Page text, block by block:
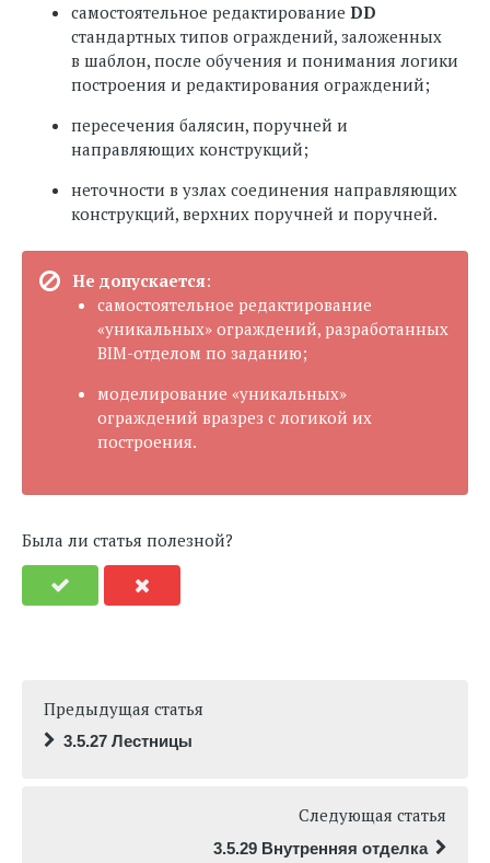
самостоятельное редактирование DD
стандартных типов ограждений, заложенных
в шаблон, после обучения и понимания логики
построения и редактирования ограждений;
пересечения балясин, поручней и
направляющих конструкций;
неточности в узлах соединения направляющих
конструкций, верхних поручней и поручней.
Не допускается:
самостоятельное редактирование
«уникальных» ограждений, разработанных
BIM-отделом по заданию;
моделирование «уникальных»
ограждений вразрез с логикой их
построения.
Была ли статья полезной?
Предыдущая статья
3.5.27 Лестницы
Следующая статья
3.5.29 Внутренняя отделка